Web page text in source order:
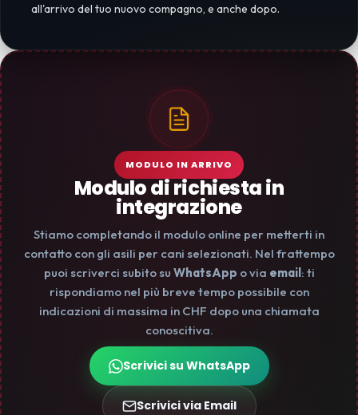
all'arrivo del tuo nuovo compagno, e anche dopo.
MODULO IN ARRIVO
Modulo di richiesta in
integrazione
Stiamo completando il modulo online per metterti in
contatto con gli asili per cani selezionati. Nel frattempo
puoi scriverci subito su WhatsApp o via email: ti
rispondiamo nel più breve tempo possibile con
indicazioni di massima in CHF dopo una chiamata
conoscitiva.
Scrivici su WhatsApp
Scrivici via Email